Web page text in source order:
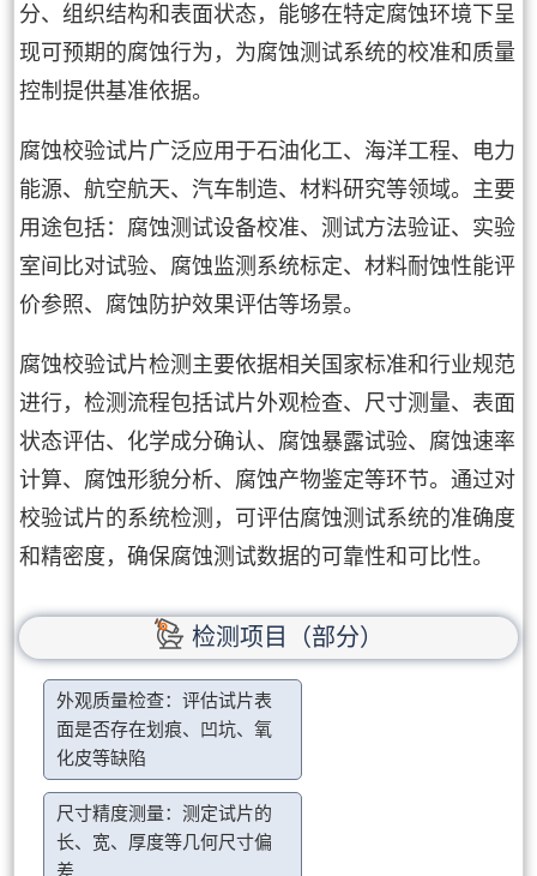
分、组织结构和表面状态，能够在特定腐蚀环境下呈
现可预期的腐蚀行为，为腐蚀测试系统的校准和质量
控制提供基准依据。
腐蚀校验试片广泛应用于石油化工、海洋工程、电力
能源、航空航天、汽车制造、材料研究等领域。主要
用途包括：腐蚀测试设备校准、测试方法验证、实验
室间比对试验、腐蚀监测系统标定、材料耐蚀性能评
价参照、腐蚀防护效果评估等场景。
腐蚀校验试片检测主要依据相关国家标准和行业规范
进行，检测流程包括试片外观检查、尺寸测量、表面
状态评估、化学成分确认、腐蚀暴露试验、腐蚀速率
计算、腐蚀形貌分析、腐蚀产物鉴定等环节。通过对
校验试片的系统检测，可评估腐蚀测试系统的准确度
和精密度，确保腐蚀测试数据的可靠性和可比性。
检测项目（部分）
外观质量检查：评估试片表
面是否存在划痕、凹坑、氧
化皮等缺陷
尺寸精度测量：测定试片的
长、宽、厚度等几何尺寸偏
差